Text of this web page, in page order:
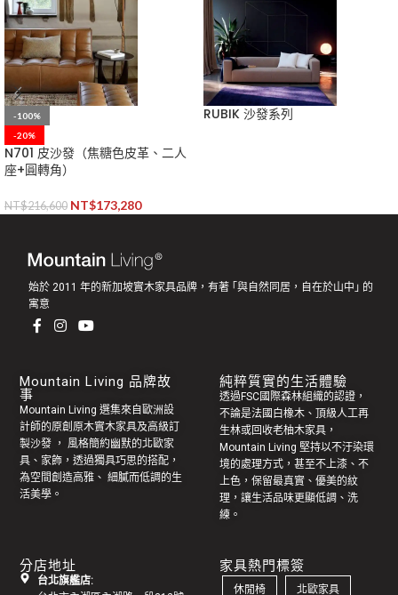
-100%
-20%
N701 皮沙發（焦糖色皮革、二人
座+圓轉角）
NT$216,600 NT$173,280
RUBIK 沙發系列
始於 2011 年的新加坡實木家具品牌，有著 ｢與自然同居，自在於山中｣ 的
寓意
Mountain Living 品牌故
事
Mountain Living 選集來自歐洲設
計師的原創 原木實木家具及高級訂
製沙發 ， 風格簡約幽默的北歐家
具 、家飾，透過獨具巧思的搭配，
為空間創造高雅、 細膩而低調的生
活美學。
純粹質實的生活體驗
透過FSC國際森林組織的認證，
不論是法國白橡木、頂級人工再
生林或回收老柚木家具 ，
Mountain Living 堅持以不汙染環
境的處理方式，甚至不上漆、不
上色，保留最真實、優美的紋
理，讓生活品味更顯低調、洗
練。
分店地址
台北旗艦店:
家具熱門標簽
休閒椅 北歐家具